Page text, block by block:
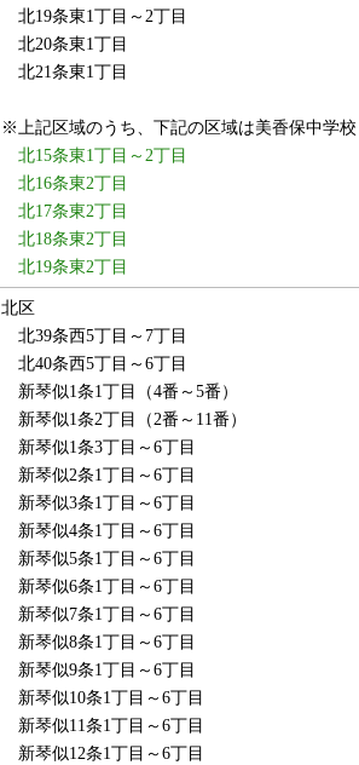
北19条東1丁目～2丁目
北20条東1丁目
北21条東1丁目
※上記区域のうち、下記の区域は美香保中学
北15条東1丁目～2丁目
北16条東2丁目
北17条東2丁目
北18条東2丁目
北19条東2丁目
北区
北39条西5丁目～7丁目
北40条西5丁目～6丁目
新琴似1条1丁目（4番～5番）
新琴似1条2丁目（2番～11番）
新琴似1条3丁目～6丁目
新琴似2条1丁目～6丁目
新琴似3条1丁目～6丁目
新琴似4条1丁目～6丁目
新琴似5条1丁目～6丁目
新琴似6条1丁目～6丁目
新琴似7条1丁目～6丁目
新琴似8条1丁目～6丁目
新琴似9条1丁目～6丁目
新琴似10条1丁目～6丁目
新琴似11条1丁目～6丁目
新琴似12条1丁目～6丁目